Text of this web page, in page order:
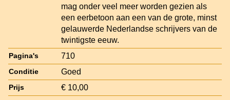
mag onder veel meer worden gezien als
een eerbetoon aan een van de grote, minst
gelauwerde Nederlandse schrijvers van de
twintigste eeuw.
Pagina's 710
Conditie Goed
Prijs € 10,00